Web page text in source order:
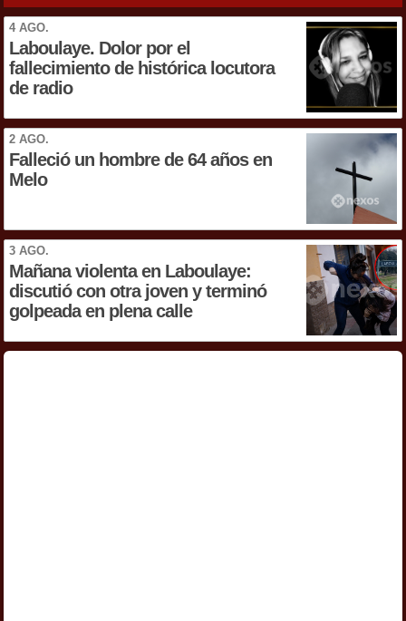
4 AGO.
Laboulaye. Dolor por el
fallecimiento de histórica locutora
de radio
2 AGO.
Falleció un hombre de 64 años en
Melo
3 AGO.
Mañana violenta en Laboulaye:
discutió con otra joven y terminó
golpeada en plena calle